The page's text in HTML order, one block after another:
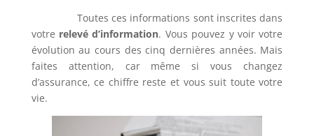
Toutes ces informations sont inscrites dans
votre relevé d’information. Vous pouvez y voir votre
évolution au cours des cinq dernières années. Mais
faites attention, car même si vous changez
d’assurance, ce chiffre reste et vous suit toute votre
vie.